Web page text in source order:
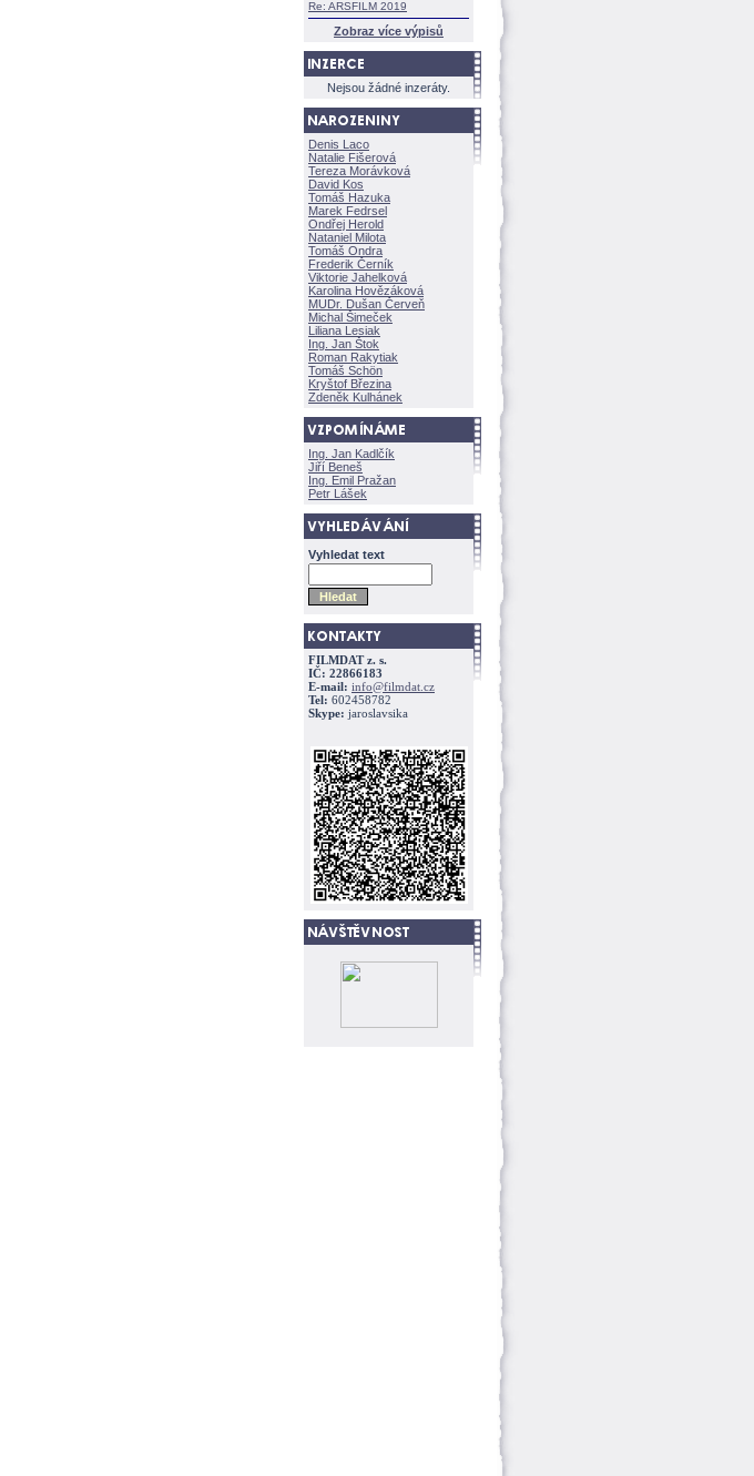
Re: ARSFILM 2019
Zobraz více výpisů
Nejsou žádné inzeráty.
Denis Laco
Natalie Fišerov
Tereza Morávkov
David Kos
Tomáš Hazuka
Marek Fedrsel
Ondřej Herold
Nataniel Milota
Tomáš Ondra
Frederik Černík
Viktorie Jahelkov
Karolina Hovězákov
MUDr. Dušan Červeň
Michal Šimeček
Liliana Lesiak
Ing. Jan Štok
Roman Rakytiak
Tomáš Schön
Kryštof Březina
Zdeněk Kulhánek
Ing. Jan Kadlčík
Jiří Bene
Ing. Emil Pražan
Petr Lášek
Vyhledat text
FILMDAT z. s.
IČ: 22866183
E-mail: info@filmdat.cz
Tel: 602458782
Skype: jaroslavsika